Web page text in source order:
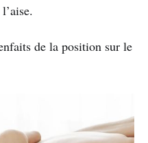
de la position sur le